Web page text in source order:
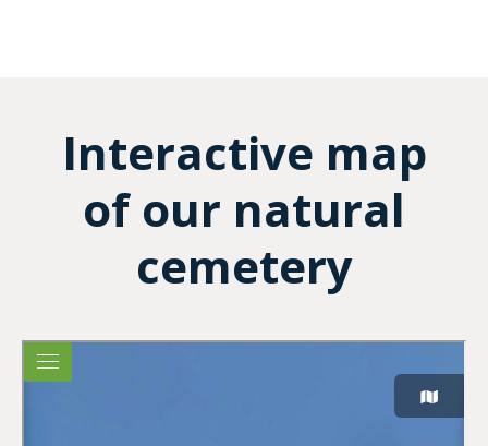
Interactive map
of our natural
cemetery